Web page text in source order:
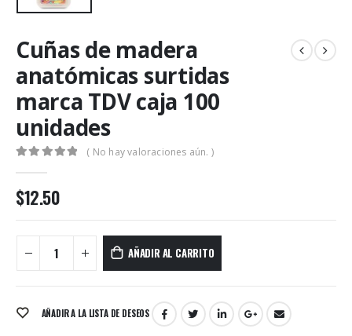
Cuñas de madera
anatómicas surtidas
marca TDV caja 100
unidades
( No hay valoraciones aún. )
$12.50
AÑADIR AL CARRITO
AÑADIR A LA LISTA DE DESEOS